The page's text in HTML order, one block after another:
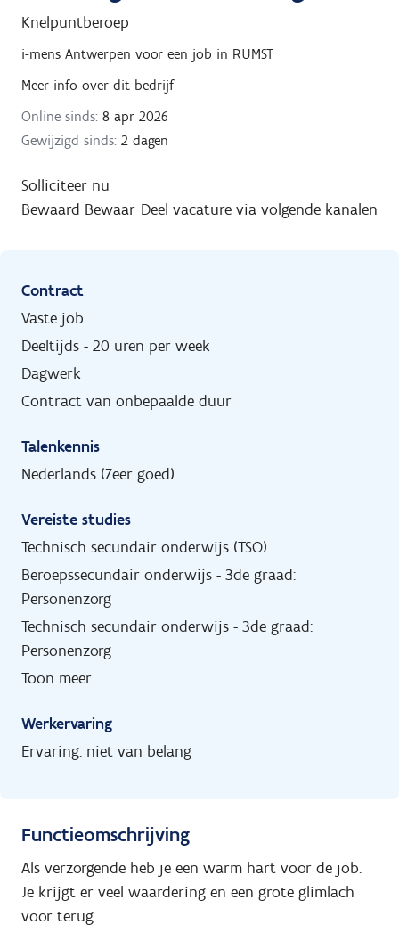
Knelpuntberoep
i-mens Antwerpen voor een job in RUMST
Meer info over dit bedrijf
Online sinds: 8 apr 2026
Gewijzigd sinds: 2 dagen
Solliciteer nu
Bewaard Bewaar Deel vacature via volgende kanalen
Contract
Vaste job
Deeltijds - 20 uren per week
Dagwerk
Contract van onbepaalde duur
Talenkennis
Nederlands (Zeer goed)
Vereiste studies
Technisch secundair onderwijs (TSO)
Beroepssecundair onderwijs - 3de graad:
Personenzorg
Technisch secundair onderwijs - 3de graad:
Personenzorg
Toon meer
Werkervaring
Ervaring: niet van belang
Functieomschrijving
Als verzorgende heb je een warm hart voor de job.
Je krijgt er veel waardering en een grote glimlach
voor terug.